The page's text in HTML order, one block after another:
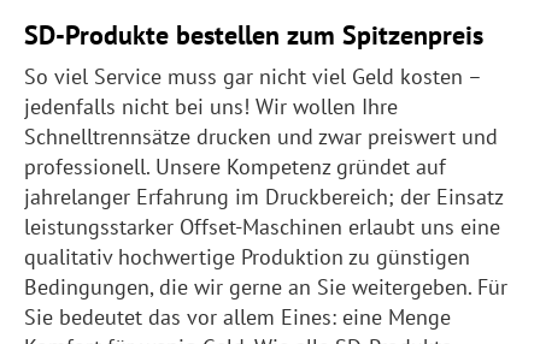
SD-Produkte bestellen zum Spitzenpreis
So viel Service muss gar nicht viel Geld kosten –
jedenfalls nicht bei uns! Wir wollen Ihre
Schnelltrennsätze drucken und zwar preiswert und
professionell. Unsere Kompetenz gründet auf
jahrelanger Erfahrung im Druckbereich; der Einsatz
leistungsstarker Offset-Maschinen erlaubt uns eine
qualitativ hochwertige Produktion zu günstigen
Bedingungen, die wir gerne an Sie weitergeben. Für
Sie bedeutet das vor allem Eines: eine Menge